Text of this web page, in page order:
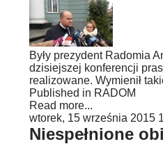
Były prezydent Radomia
dzisiejszej konferencji
realizowane. Wymienił
Published in RADOM
Read more...
wtorek, 15 września 2015
Niespełnione